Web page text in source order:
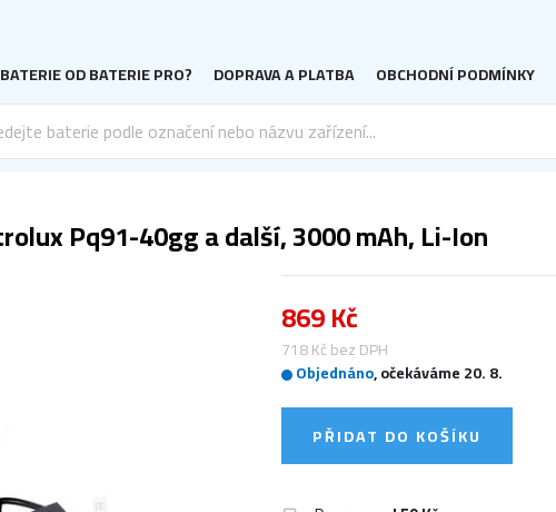
OD BATERIE PRO? DOPRAVA A PLATBA OBCHODNÍ PODMÍNKY
Pq91-40gg a další, 3000 mAh, Li-Ion
869 Kč
718 Kč bez DPH
Objednáno, očekáváme 20. 8.
PŘIDAT DO KOŠÍKU